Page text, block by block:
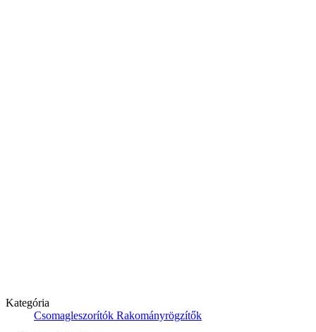
Kategória
Csomagleszorítók Rakományrögzítők